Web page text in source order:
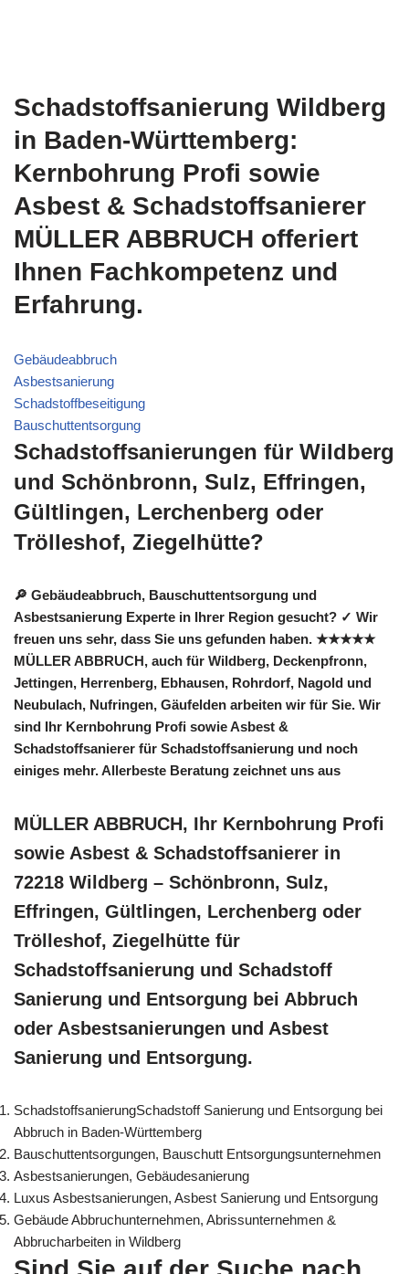
Schadstoffsanierung Wildberg
in Baden-Württemberg:
Kernbohrung Profi sowie
Asbest & Schadstoffsanierer
MÜLLER ABBRUCH offeriert
Ihnen Fachkompetenz und
Erfahrung.
Gebäudeabbruch
Asbestsanierung
Schadstoffbeseitigung
Bauschuttentsorgung
Schadstoffsanierungen für Wildberg
und Schönbronn, Sulz, Effringen,
Gültlingen, Lerchenberg oder
Trölleshof, Ziegelhütte?
🔎 Gebäudeabbruch, Bauschuttentsorgung und
Asbestsanierung Experte in Ihrer Region gesucht? ✓ Wir
freuen uns sehr, dass Sie uns gefunden haben. ★★★★★
MÜLLER ABBRUCH, auch für Wildberg, Deckenpfronn,
Jettingen, Herrenberg, Ebhausen, Rohrdorf, Nagold und
Neubulach, Nufringen, Gäufelden arbeiten wir für Sie. Wir
sind Ihr Kernbohrung Profi sowie Asbest &
Schadstoffsanierer für Schadstoffsanierung und noch
einiges mehr. Allerbeste Beratung zeichnet uns aus
MÜLLER ABBRUCH, Ihr Kernbohrung Profi
sowie Asbest & Schadstoffsanierer in
72218 Wildberg – Schönbronn, Sulz,
Effringen, Gültlingen, Lerchenberg oder
Trölleshof, Ziegelhütte für
Schadstoffsanierung und Schadstoff
Sanierung und Entsorgung bei Abbruch
oder Asbestsanierungen und Asbest
Sanierung und Entsorgung.
SchadstoffsanierungSchadstoff Sanierung und Entsorgung bei
Abbruch in Baden-Württemberg
Bauschuttentsorgungen, Bauschutt Entsorgungsunternehmen
Asbestsanierungen, Gebäudesanierung
Luxus Asbestsanierungen, Asbest Sanierung und Entsorgung
Gebäude Abbruchunternehmen, Abrissunternehmen &
Abbrucharbeiten in Wildberg